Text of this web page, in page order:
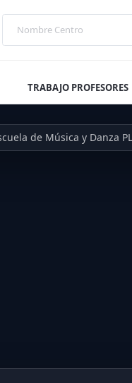
TRABAJO PROFESORES
de Música y Danza